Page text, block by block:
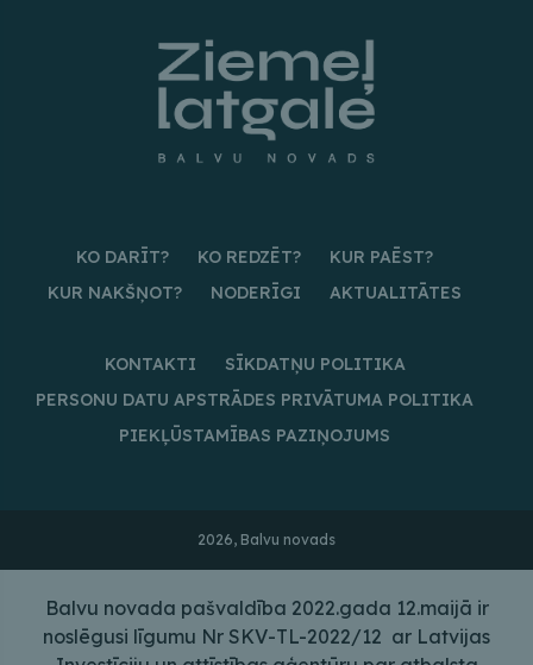
KO DARĪT? KO REDZĒT?
KUR PAĒST?
KUR NAKŠŅOT?
NODERĪGI AKTUALITĀTES
KONTAKTI
SĪKDATŅU POLITIKA
PERSONU DATU APSTRĀDES PRIVĀTUMA POLITIKA
PIEKĻŪSTAMĪBAS PAZIŅOJUMS
2026, Balvu novads
Balvu novada pašvaldība 2022.gada 12.maijā ir
noslēgusi līgumu Nr SKV-TL-2022/12 ar Latvijas